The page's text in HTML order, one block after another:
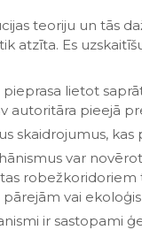
teoriju un tās
atzīta. Es
lietot
autoritāra pieejā
skaidrojumus,
var
vai
ir sastopami